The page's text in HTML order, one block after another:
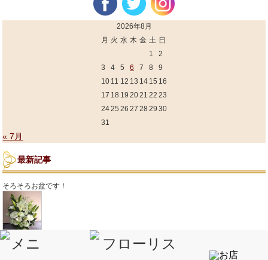
2026年8月
月 火 水 木 金 土 日
1
2
3
4 5 6 7 8
9
10 11 12 13 14 15 16
17 18 19 2021 22 23
2425 26 27 28 29 30
31
« 7月
最新記事
そろそろお盆です！
お届けの花束たち